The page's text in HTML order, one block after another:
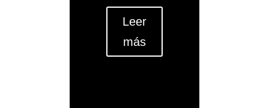
Leer
más